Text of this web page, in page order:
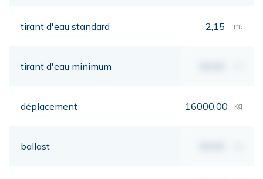
tirant d'eau standard 2,15 mt
tirant d'eau minimum
déplacement 16000,00 kg
ballast